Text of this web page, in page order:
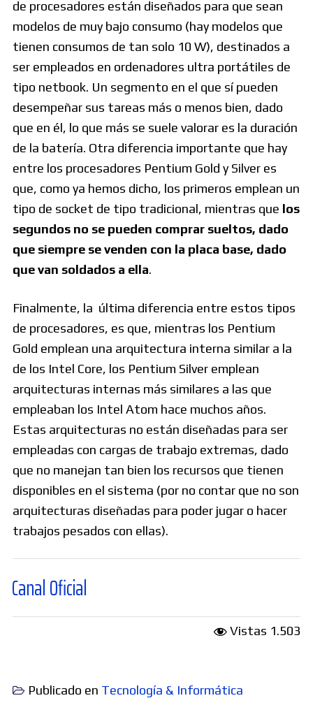
de procesadores están diseñados para que sean
modelos de muy bajo consumo (hay modelos que
tienen consumos de tan solo 10 W), destinados a
ser empleados en ordenadores ultra portátiles de
tipo netbook. Un segmento en el que sí pueden
desempeñar sus tareas más o menos bien, dado
que en él, lo que más se suele valorar es la duración
de la batería. Otra diferencia importante que hay
entre los procesadores Pentium Gold y Silver es
que, como ya hemos dicho, los primeros emplean un
tipo de socket de tipo tradicional, mientras que los
segundos no se pueden comprar sueltos, dado
que siempre se venden con la placa base, dado
que van soldados a ella.
Finalmente, la última diferencia entre estos tipos
de procesadores, es que, mientras los Pentium
Gold emplean una arquitectura interna similar a la
de los Intel Core, los Pentium Silver emplean
arquitecturas internas más similares a las que
empleaban los Intel Atom hace muchos años.
Estas arquitecturas no están diseñadas para ser
empleadas con cargas de trabajo extremas, dado
que no manejan tan bien los recursos que tienen
disponibles en el sistema (por no contar que no son
arquitecturas diseñadas para poder jugar o hacer
trabajos pesados con ellas).
Vistas 1.503
Publicado en Tecnología & Informática